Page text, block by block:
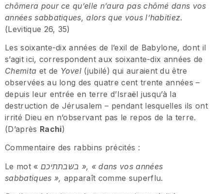
chômera pour ce qu’elle n’aura pas chômé dans vos
années sabbatiques, alors que vous l’habitiez.
(Levitique 26, 35)
Les soixante-dix années de l’exil de Babylone, dont il
s’agit ici, correspondent aux soixante-dix années de
Chemita et de Yovel (jubilé) qui auraient du être
observées au long des quatre cent trente années –
depuis leur entrée en terre d’Israël jusqu’à la
destruction de Jérusalem – pendant lesquelles ils ont
irrité Dieu en n’observant pas le repos de la terre.
(D’après Rachi)
Commentaire des rabbins précités :
Le mot « בשבתתיכם », « dans vos années
sabbatiques », apparaît comme superflu.